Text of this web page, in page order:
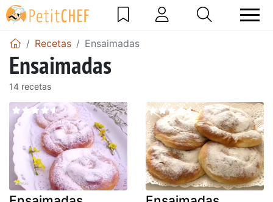
Recetas Ensaimadas
Ensaimadas
14 recetas